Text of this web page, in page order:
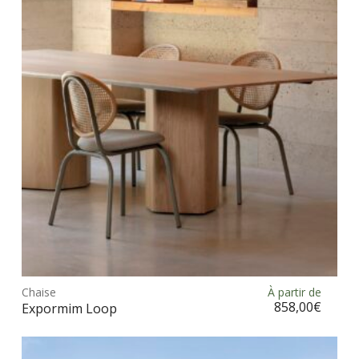
Chaise
Expormim Loop
À partir de
858,00€